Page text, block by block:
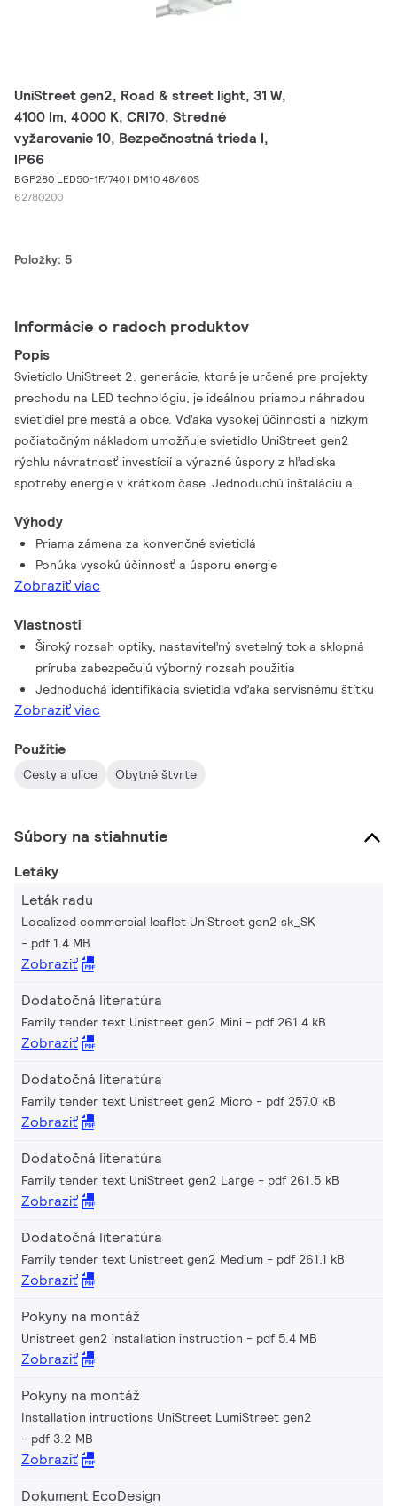
UniStreet gen2, Road & street light, 31 W,
4100 lm, 4000 K, CRI70, Stredné
vyžarovanie 10, Bezpečnostná trieda I,
IP66
BGP280 LED50-1F/740 I DM10 48/60S
62780200
Položky: 5
Informácie o radoch produktov
Popis
Svietidlo UniStreet 2. generácie, ktoré je určené pre projekty
prechodu na LED technológiu, je ideálnou priamou náhradou
svietidiel pre mestá a obce. Vďaka vysokej účinnosti a nízkym
počiatočným nákladom umožňuje svietidlo UniStreet gen2
rýchlu návratnosť investícií a výrazné úspory z hľadiska
spotreby energie v krátkom čase. Jednoduchú inštaláciu a
Zhaga, ktoré zároveň zabezpečujú pripravenosť na budúcnosť,
a toto svietidlo je možné spárovať s riadením osvetlenia,
senzormi a softvérovými aplikáciami, ako je Interact City.
UniStreet gen2 je dostupný so širokým výberom rôznych optík
podľa presných požiadaviek projektu, a predstavuje skutočnú
priamu náhradu za konvenčné alebo LED svietidlá prvej
generácie. Kompaktné svietidlo vyrobené z vysoko kvalitných
materiálov sa na konci svojej životnosti ľahko demontuje a
recykluje.
Výhody
Priama zámena za konvenčné svietidlá
Ponúka vysokú účinnosť a úsporu energie
Zobraziť viac
Vlastnosti
Široký rozsah optiky, nastaviteľný svetelný tok a sklopná
príruba zabezpečujú výborný rozsah použitia
Jednoduchá identifikácia svietidla vďaka servisnému štítku
Zobraziť viac
Použitie
Cesty a ulice Obytné štvrte
Súbory na stiahnutie
Letáky
Leták radu
Localized commercial leaflet UniStreet gen2 sk_SK
pdf 1.4 MB
Zobraziť
Dodatočná literatúra
Family tender text Unistreet gen2 Mini pdf 261.4 kB
Zobraziť
Dodatočná literatúra
Family tender text Unistreet gen2 Micro pdf 257.0 kB
Zobraziť
Dodatočná literatúra
Family tender text UniStreet gen2 Large pdf 261.5 kB
Zobraziť
Dodatočná literatúra
Family tender text Unistreet gen2 Medium pdf 261.1 kB
Zobraziť
Pokyny na montáž
Unistreet gen2 installation instruction pdf 5.4 MB
Zobraziť
Pokyny na montáž
Installation intructions UniStreet LumiStreet gen2
pdf 3.2 MB
Zobraziť
Dokument EcoDesign